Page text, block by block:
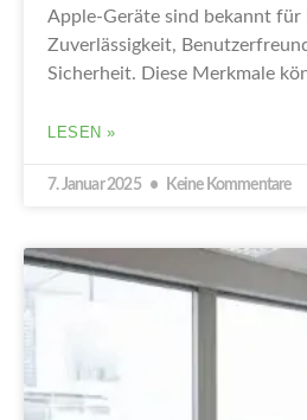
Apple-Geräte sind bekannt für
Zuverlässigkeit,
Sicherheit. Diese Merkmale
LESEN »
7. Januar 2025 Keine Kommentare